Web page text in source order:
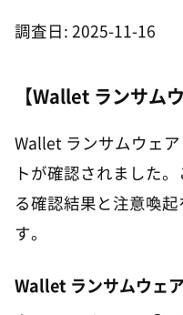
調査日: 2025-11-16
【Wallet ランサム
Wallet ランサムウェ
トが確認されました
る確認結果と注意喚
す。
Wallet ランサムウェ